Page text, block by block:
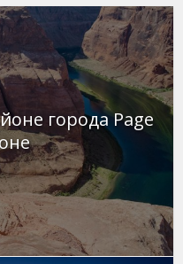
города Page